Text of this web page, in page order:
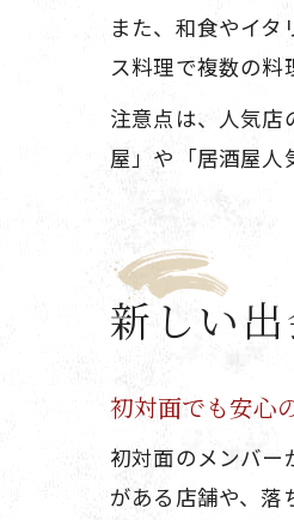
また、和食やイ
ス料理で複数の料
注意点は、人気店
屋」や「居酒屋人
新しい
初対面でも安心
初対面のメンバー
がある店舗や、落